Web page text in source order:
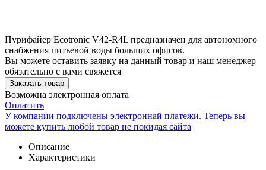
Пурифайер Ecotronic V42-R4L предназначен для автономного
снабжения питьевой воды больших офисов.
Вы можете оставить заявку на данный товар и наш менеджер
обязательно с вами свяжется
Заказать товар
Возможна электронная оплата
Оплатить
У компании подключены электроннай платежи. Теперь вы
можете купить любой товар не покидая сайта
Описание
Характеристики